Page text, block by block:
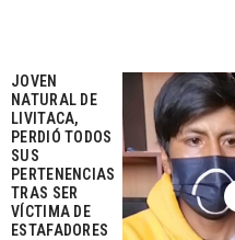
JOVEN
NATURAL DE
LIVITACA,
PERDIÓ TODOS
SUS
PERTENENCIAS
TRAS SER
VÍCTIMA DE
ESTAFADORES